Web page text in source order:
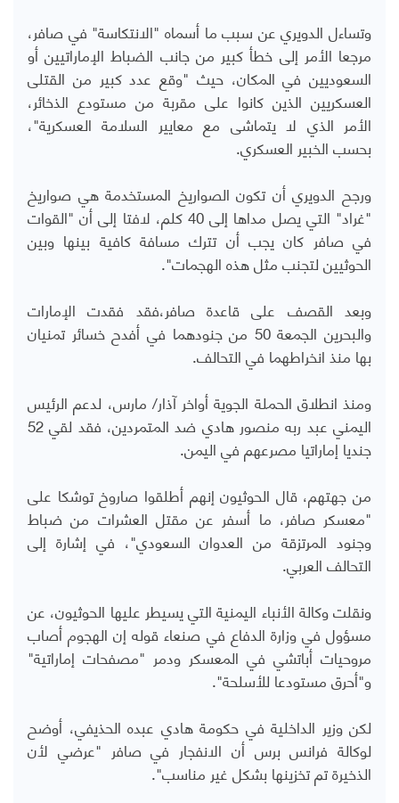
وتساءل الدويري عن سبب ما أسماه "الانتكاسة" في صافر،
مرجعا الأمر إلى خطأ كبير من جانب الضباط الإماراتيين أو
السعوديين في المكان، حيث "وقع عدد كبير من القتلى
العسكريين الذين كانوا على مقربة من مستودع الذخائر،
الأمر الذي لا يتماشى مع معايير السلامة العسكرية"،
بحسب الخبير العسكري.
ورجح الدويري أن تكون الصواريخ المستخدمة هي صواريخ
"غراد" التي يصل مداها إلى 40 كلم، لافتا إلى أن "القوات
في صافر كان يجب أن تترك مسافة كافية بينها وبين
الحوثيين لتجنب مثل هذه الهجمات".
وبعد القصف على قاعدة صافر،فقد فقدت الإمارات
والبحرين الجمعة 50 من جنودهما في أفدح خسائر تمنيان
بها منذ انخراطهما في التحالف.
ومنذ انطلاق الحملة الجوية أواخر آذار/ مارس، لدعم الرئيس
اليمني عبد ربه منصور هادي ضد المتمردين، فقد لقي 52
جنديا إماراتيا مصرعهم في اليمن.
من جهتهم، قال الحوثيون إنهم أطلقوا صاروخ توشكا على
"معسكر صافر، ما أسفر عن مقتل العشرات من ضباط
وجنود المرتزقة من العدوان السعودي"، في إشارة إلى
التحالف العربي.
ونقلت وكالة الأنباء اليمنية التي يسيطر عليها الحوثيون، عن
مسؤول في وزارة الدفاع في صنعاء قوله إن الهجوم أصاب
مروحيات أباتشي في المعسكر ودمر "مصفحات إماراتية"
و"أحرق مستودعا للأسلحة".
لكن وزير الداخلية في حكومة هادي عبده الحذيفي، أوضح
لوكالة فرانس برس أن الانفجار في صافر "عرضي لأن
الذخيرة تم تخزينها بشكل غير مناسب".